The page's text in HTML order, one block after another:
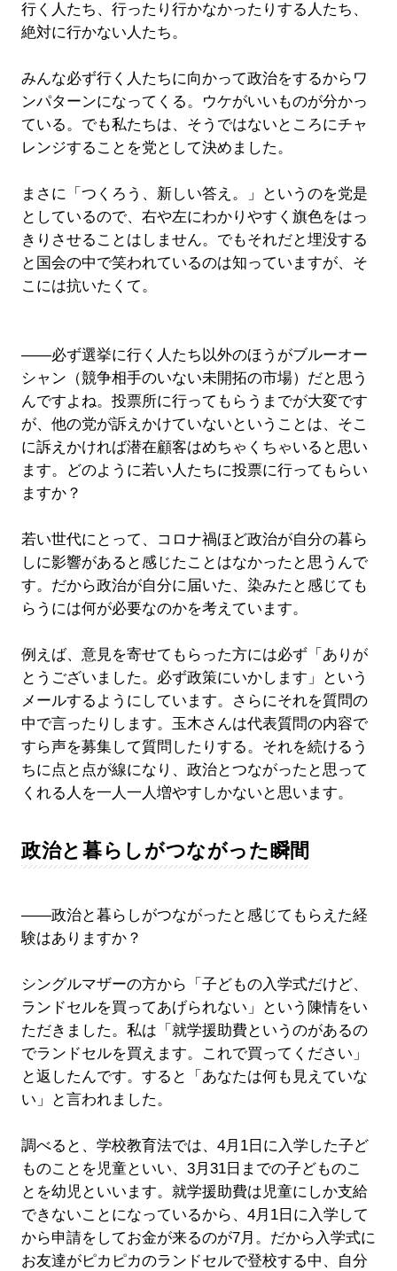
行く人たち、行ったり行かなかったりする人たち、
絶対に行かない人たち。
みんな必ず行く人たちに向かって政治をするからワ
ンパターンになってくる。ウケがいいものが分かっ
ている。でも私たちは、そうではないところにチャ
レンジすることを党として決めました。
まさに「つくろう、新しい答え。」というのを党是
としているので、右や左にわかりやすく旗色をはっ
きりさせることはしません。でもそれだと埋没する
と国会の中で笑われているのは知っていますが、そ
こには抗いたくて。
――必ず選挙に行く人たち以外のほうがブルーオー
シャン（競争相手のいない未開拓の市場）だと思う
んですよね。投票所に行ってもらうまでが大変です
が、他の党が訴えかけていないということは、そこ
に訴えかければ潜在顧客はめちゃくちゃいると思い
ます。どのように若い人たちに投票に行ってもらい
ますか？
若い世代にとって、コロナ禍ほど政治が自分の暮ら
しに影響があると感じたことはなかったと思うんで
す。だから政治が自分に届いた、染みたと感じても
らうには何が必要なのかを考えています。
例えば、意見を寄せてもらった方には必ず「ありが
とうございました。必ず政策にいかします」という
メールするようにしています。さらにそれを質問の
中で言ったりします。玉木さんは代表質問の内容で
すら声を募集して質問したりする。それを続けるう
ちに点と点が線になり、政治とつながったと思って
くれる人を一人一人増やすしかないと思います。
政治と暮らしがつながった瞬間
――政治と暮らしがつながったと感じてもらえた経
験はありますか？
シングルマザーの方から「子どもの入学式だけど、
ランドセルを買ってあげられない」という陳情をい
ただきました。私は「就学援助費というのがあるの
でランドセルを買えます。これで買ってください」
と返したんです。すると「あなたは何も見えていな
い」と言われました。
調べると、学校教育法では、4月1日に入学した子ど
ものことを児童といい、3月31日までの子どものこ
とを幼児といいます。就学援助費は児童にしか支給
できないことになっているから、4月1日に入学して
から申請をしてお金が来るのが7月。だから入学式に
お友達がピカピカのランドセルで登校する中、自分